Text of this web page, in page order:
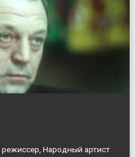
режиссер, Народный артист